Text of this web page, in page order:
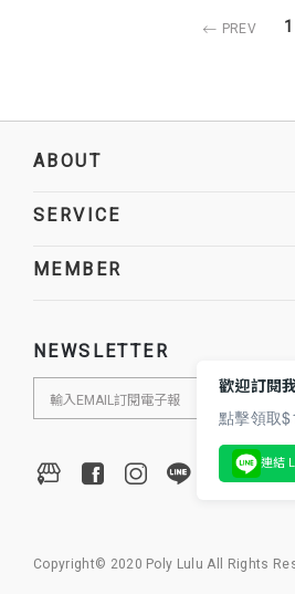
PREV 1
ABOUT
SERVICE
MEMBER
NEWSLETTER
Copyright© 2020 Poly Lulu All Rights
歡迎訂閱
點擊領取
連結